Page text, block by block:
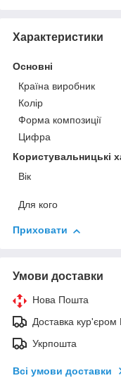
Характеристики
Основні
Країна виробник
Колір
Форма композиції
Цифра
Користувальницькі
Вік
Для кого
Приховати
Умови доставки
Нова Пошта
Доставка
Укрпошта
Всі умови доставки